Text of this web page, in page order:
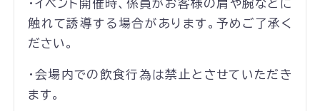
・イベント開催時、係員がお客様の肩や腕などに
触れて誘導する場合があります。予めご了承く
ださい。
・会場内での飲食行為は禁止とさせていただき
ます。